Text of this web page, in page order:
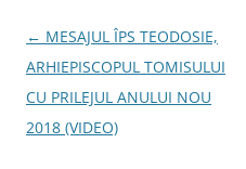
Navigare
în
articole
← MESAJUL ÎPS TEODOSIE,
ARHIEPISCOPUL TOMISULUI
CU PRILEJUL ANULUI NOU
2018 (VIDEO)